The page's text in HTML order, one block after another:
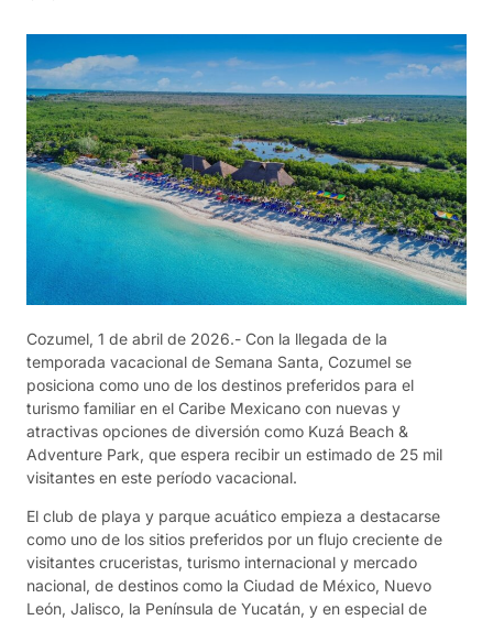
Cozumel, 1 de abril de 2026.- Con la llegada de la
temporada vacacional de Semana Santa, Cozumel se
posiciona como uno de los destinos preferidos para el
turismo familiar en el Caribe Mexicano con nuevas y
atractivas opciones de diversión como Kuzá Beach &
Adventure Park, que espera recibir un estimado de 25 mil
visitantes en este período vacacional.
El club de playa y parque acuático empieza a destacarse
como uno de los sitios preferidos por un flujo creciente de
visitantes cruceristas, turismo internacional y mercado
nacional, de destinos como la Ciudad de México, Nuevo
León, Jalisco, la Península de Yucatán, y en especial de